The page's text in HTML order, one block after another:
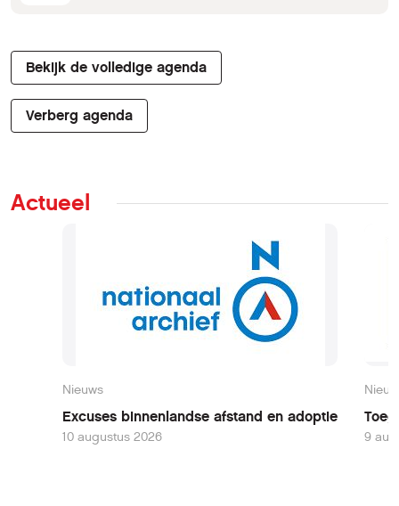
Bekijk de volledige agenda
Verberg agenda
Actueel
Nieuws
Excuses binnenlandse afstand en adoptie
10 augustus 2026 9